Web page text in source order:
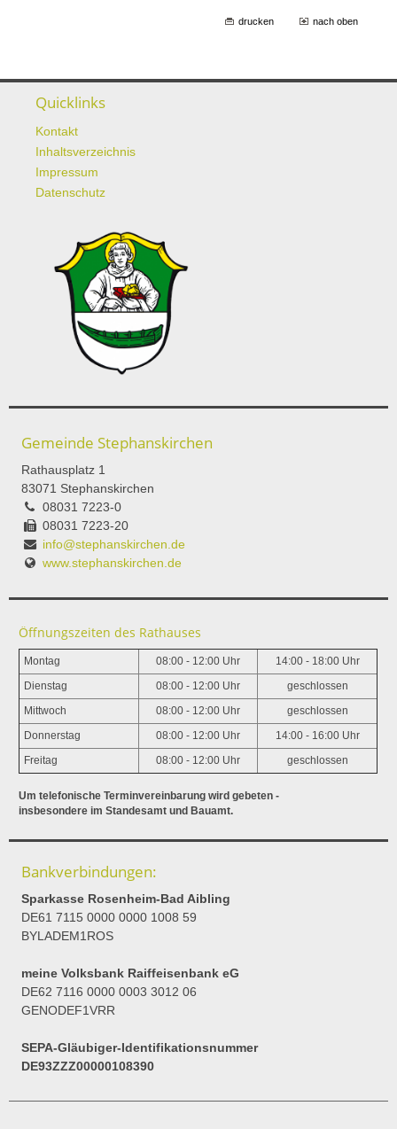
drucken nach oben
Quicklinks
Kontakt
Inhaltsverzeichnis
Impressum
Datenschutz
Gemeinde Stephanskirchen
Rathausplatz 1
83071 Stephanskirchen
08031 7223-0
08031 7223-20
info@stephanskirchen.de
www.stephanskirchen.de
Öffnungszeiten des Rathauses
Montag 08:00 - 12:00 Uhr 14:00 - 18:00 Uhr
Dienstag 08:00 - 12:00 Uhr geschlossen
Mittwoch 08:00 - 12:00 Uhr geschlossen
Donnerstag 08:00 - 12:00 Uhr 14:00 - 16:00 Uhr
Freitag 08:00 - 12:00 Uhr geschlossen
Um telefonische Terminvereinbarung wird gebeten -
insbesondere im Standesamt und Bauamt.
Bankverbindungen:
Sparkasse Rosenheim-Bad Aibling
DE61 7115 0000 0000 1008 59
BYLADEM1ROS
meine Volksbank Raiffeisenbank eG
DE62 7116 0000 0003 3012 06
GENODEF1VRR
SEPA-Gläubiger-Identifikationsnummer
DE93ZZZ00000108390